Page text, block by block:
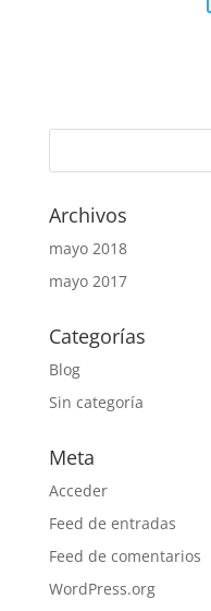
Archivos
mayo 2018
mayo 2017
Categorías
Blog
Sin categoría
Meta
Acceder
Feed de entradas
Feed de comentarios
WordPress.org